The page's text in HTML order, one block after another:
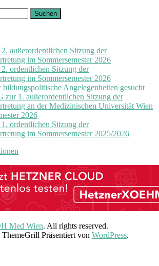
Suchen
außerordentlichen Sitzung der
im Sommersemester 2026
ordentlichen Sitzung der
im Sommersemester 2026
Angelegenheiten gesucht
1. außerordentlichen Sitzung der
an der Medizinischen Universität Wien
2026
ordentlichen Sitzung der
im Sommersemester 2025/2026
Med Wien. All rights reserved.
ThemeGrill Präsentiert von WordPress.